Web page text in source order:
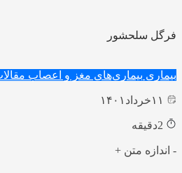
فرگل سلحشور
بیماری بیماری‌های مغز و اعصاب
خرداد ۱۴۰۱
دقیقه
- اندازه متن +